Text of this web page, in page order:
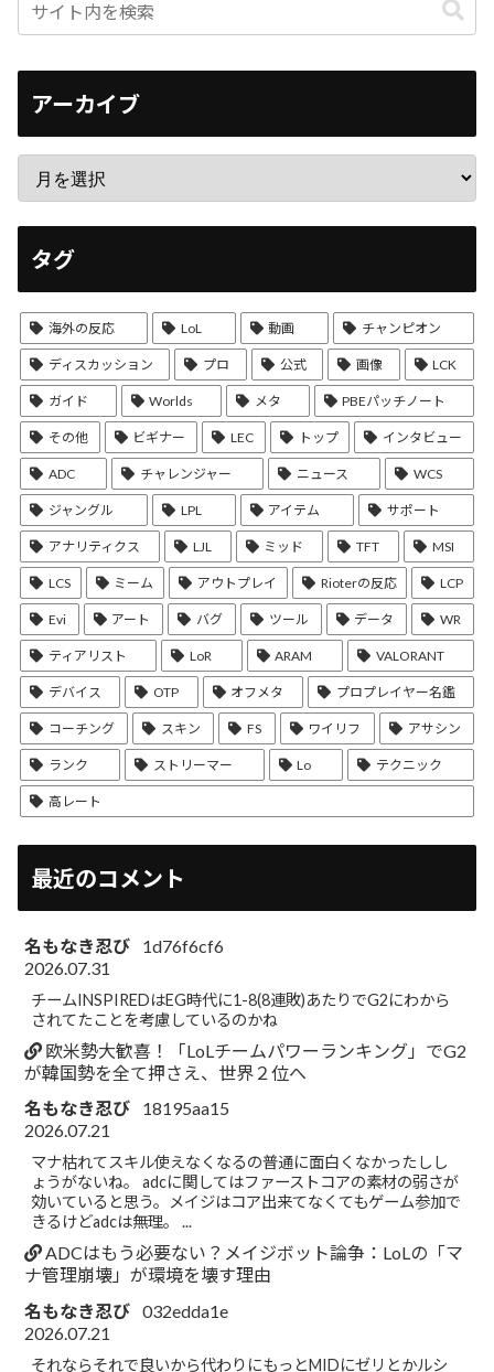
アーカイブ
タグ
海外の反応 LoL 動画 チャンピオン
ディスカッション プロ 公式 画像 LCK
ガイド Worlds メタ PBEパッチノート
その他 ビギナー LEC トップ インタビュー
ADC チャレンジャー ニュース WCS
ジャングル LPL アイテム サポート
アナリティクス LJL ミッド TFT MSI
LCS ミーム アウトプレイ Rioterの反応 LCP
Evi アート バグ ツール データ WR
ティアリスト LoR ARAM VALORANT
デバイス OTP オフメタ プロプレイヤー名鑑
コーチング スキン FS ワイリフ アサシン
ランク ストリーマー Lo テクニック
高レート
最近のコメント
名もなき忍び
1d76f6cf6
2026.07.31
チームINSPIREDはEG時代に1-8(8連敗)あたりでG2にわから
されてたことを考慮しているのかね
欧米勢大歓喜！「LoLチームパワーランキング」でG2
が韓国勢を全て押さえ、世界２位へ
名もなき忍び
18195aa15
2026.07.21
マナ枯れてスキル使えなくなるの普通に面白くなかったしし
ょうがないね。 adcに関してはファーストコアの素材の弱さが
効いていると思う。メイジはコア出来てなくてもゲーム参加で
きるけどadcは無理。 ...
ADCはもう必要ない？メイジボット論争：LoLの「マ
ナ管理崩壊」が環境を壊す理由
名もなき忍び 032edda1e
2026.07.21
それならそれで良いから代わりにもっとMIDにゼリとかルシ